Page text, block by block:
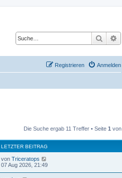
Suche
Anmelden
Registrieren
Die Suche ergab 11 Treffer • Seite 1 von
LETZTER BEITRAG
von Triceratops
07 Aug 2026, 21:49